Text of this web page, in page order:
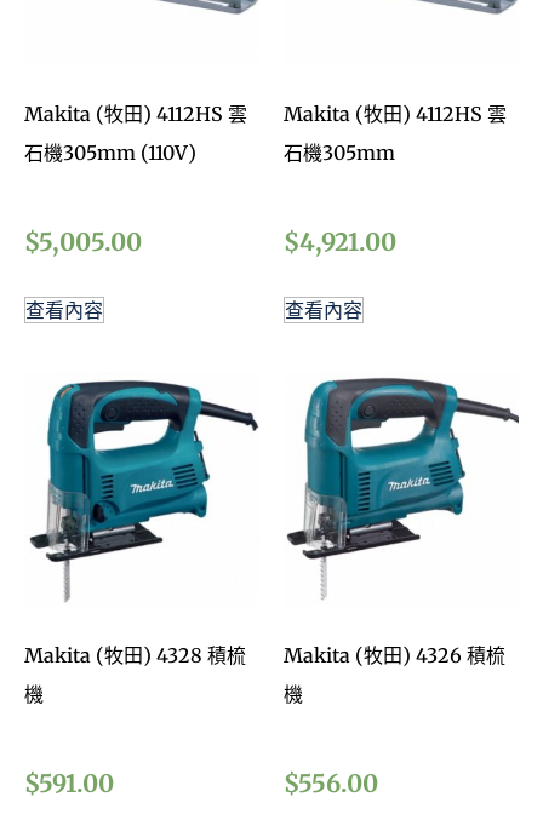
Makita (牧田) 4112HS 雲
石機305mm (110V)
$5,005.00
查看內容
Makita (牧田) 4112HS 雲
石機305mm
$4,921.00
查看內容
Makita (牧田) 4328 積梳
機
$591.00
Makita (牧田) 4326 積梳
機
$556.00